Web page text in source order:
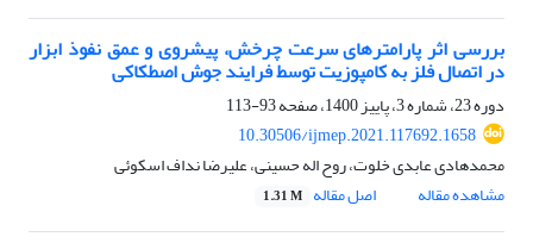
بررسی اثر پارامترهای سرعت چرخش، پیشروی و عمق نفوذ ابزار
در اتصال فلز به کامپوزیت توسط فرایند جوش اصطکاکی
دوره 23، شماره 3، پاییز 1400، صفحه
93-113
10.30506/ijmep.2021.117692.1658
محمدهادی عابدی خلوت، روح اله حسینی، علیرضا نداف اسکوئی
مشاهده مقاله
اصل مقاله 1.31 M